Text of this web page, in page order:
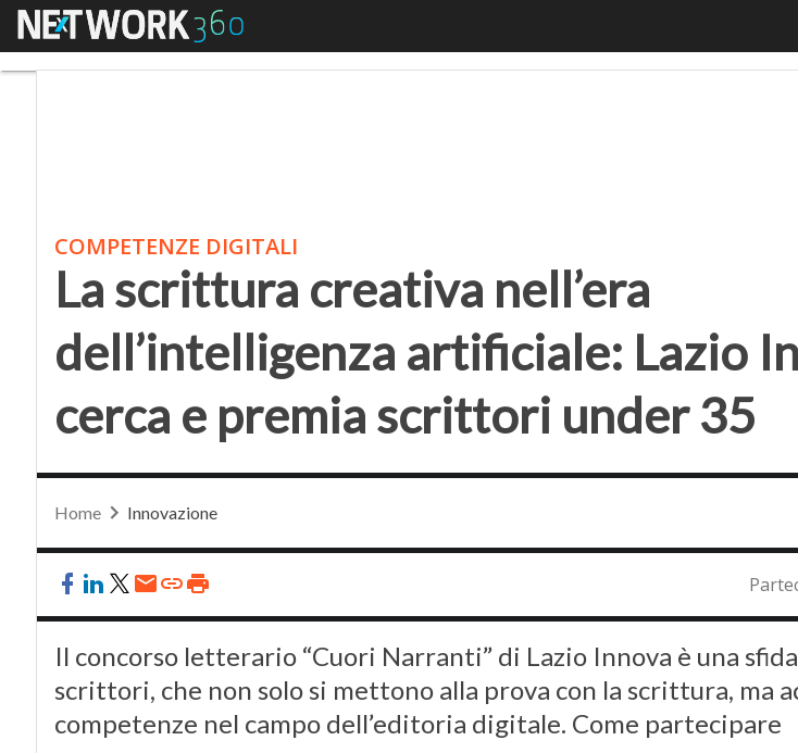
Menu La scrittura creativa nell’era dell’intelligenza artificiale:
COMPETENZE DIGITALI
La scrittura creativa nell’era
dell’intelligenza artificiale: Lazio
cerca e premia scrittori under 35
Home Innovazione
Il concorso letterario “Cuori Narranti” di Lazio Innova è una
scrittori, che non solo si mettono alla prova con la scrittura, ma
competenze nel campo dell’editoria digitale. Come partecipare